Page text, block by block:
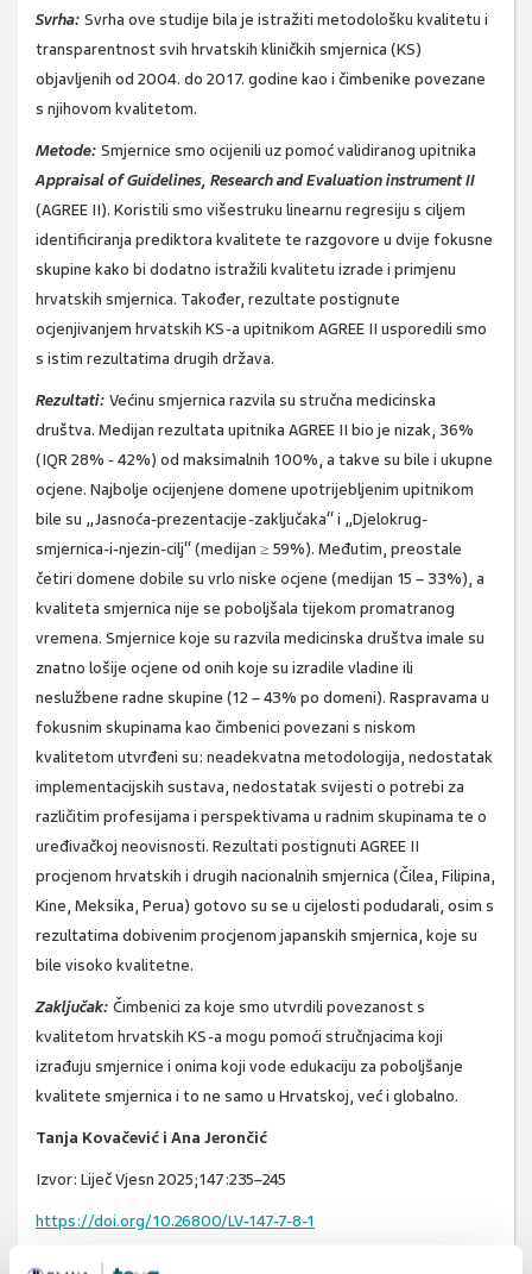
Svrha: Svrha ove studije bila je istražiti metodološku kvalitetu i
transparentnost svih hrvatskih kliničkih smjernica (KS)
objavljenih od 2004. do 2017. godine kao i čimbenike povezane
s njihovom kvalitetom.
Metode: Smjernice smo ocijenili uz pomoć validiranog upitnika
Appraisal of Guidelines, Research and Evaluation instrument II
(AGREE II). Koristili smo višestruku linearnu regresiju s ciljem
identificiranja prediktora kvalitete te razgovore u dvije fokusne
skupine kako bi dodatno istražili kvalitetu izrade i primjenu
hrvatskih smjernica. Također, rezultate postignute
ocjenjivanjem hrvatskih KS-a upitnikom AGREE II usporedili smo
s istim rezultatima drugih država.
Rezultati: Većinu smjernica razvila su stručna medicinska
društva. Medijan rezultata upitnika AGREE II bio je nizak, 36%
(IQR 28% - 42%) od maksimalnih 100%, a takve su bile i ukupne
ocjene. Najbolje ocijenjene domene upotrijebljenim upitnikom
bile su „Jasnoća-prezentacije-zaključaka“ i „Djelokrug-
smjernica-i-njezin-cilj“ (medijan ≥ 59%). Međutim, preostale
četiri domene dobile su vrlo niske ocjene (medijan 15 – 33%), a
kvaliteta smjernica nije se poboljšala tijekom promatranog
vremena. Smjernice koje su razvila medicinska društva imale su
znatno lošije ocjene od onih koje su izradile vladine ili
neslužbene radne skupine (12 – 43% po domeni). Raspravama u
fokusnim skupinama kao čimbenici povezani s niskom
kvalitetom utvrđeni su: neadekvatna metodologija, nedostatak
implementacijskih sustava, nedostatak svijesti o potrebi za
različitim profesijama i perspektivama u radnim skupinama te o
uređivačkoj neovisnosti. Rezultati postignuti AGREE II
procjenom hrvatskih i drugih nacionalnih smjernica (Čilea, Filipina,
Kine, Meksika, Perua) gotovo su se u cijelosti podudarali, osim s
rezultatima dobivenim procjenom japanskih smjernica, koje su
bile visoko kvalitetne.
Zaključak: Čimbenici za koje smo utvrdili povezanost s
kvalitetom hrvatskih KS-a mogu pomoći stručnjacima koji
izrađuju smjernice i onima koji vode edukaciju za poboljšanje
kvalitete smjernica i to ne samo u Hrvatskoj, već i globalno.
Tanja Kovačević i Ana Jerončić
Izvor: Liječ Vjesn 2025;147:235–245
https://doi.org/10.26800/LV-147-7-8-1